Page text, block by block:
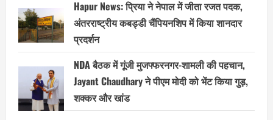
Hapur News: प्रिया ने नेपाल में जीता रजत पदक,
अंतरराष्ट्रीय कबड्डी चैंपियनशिप में किया शानदार
प्रदर्शन
NDA बैठक में गूंजी मुजफ्फरनगर-शामली की पहचान,
Jayant Chaudhary ने पीएम मोदी को भेंट किया गुड़,
शक्कर और खांड